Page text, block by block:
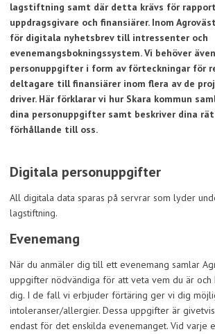
lagstiftning samt där detta krävs för
uppdragsgivare och finansiärer. Inom
för digitala nyhetsbrev till intressenter och
evenemangsbokningssystem. Vi behöver
personuppgifter i form av förteckningar för
deltagare till finansiärer inom flera av de
driver. Här förklarar vi hur Skara kommun
dina personuppgifter samt beskriver dina
förhållande till oss.
Digitala personuppgifter
All digitala data sparas på servrar som lyder
lagstiftning.
Evenemang
När du anmäler dig till ett evenemang samlar
uppgifter nödvändiga för att veta vem du är och
dig. I de fall vi erbjuder förtäring ger vi dig
intoleranser/allergier. Dessa uppgifter är
endast för det enskilda evenemanget. Vid varje